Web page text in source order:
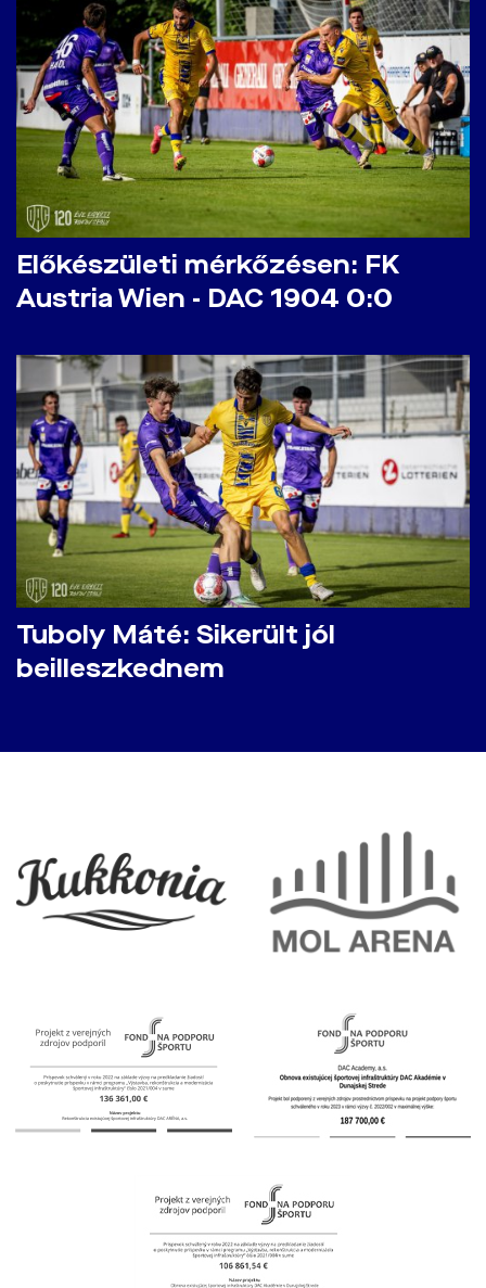
Előkészületi mérkőzésen: FK
Austria Wien - DAC 1904 0:0
Tuboly Máté: Sikerült jól
beilleszkednem